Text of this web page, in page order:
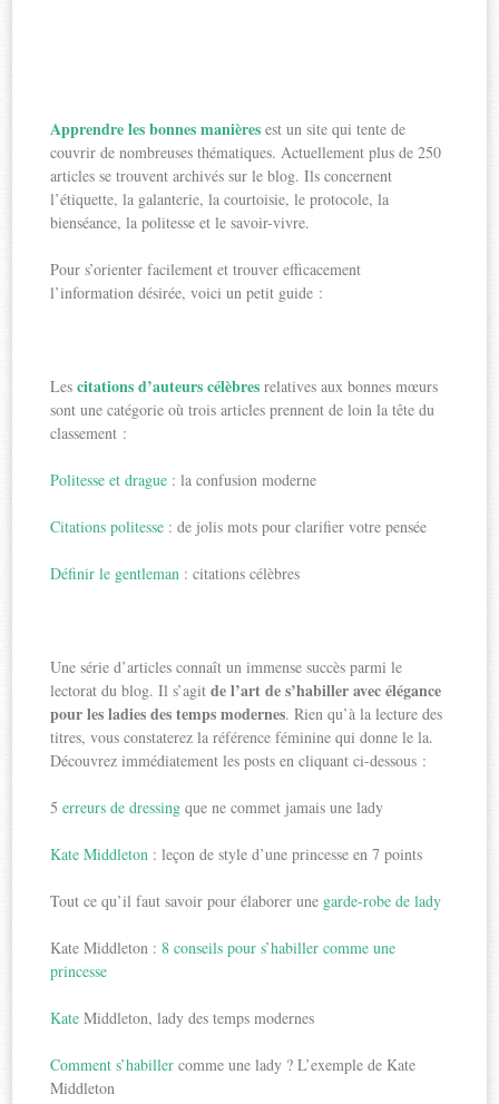
Apprendre les bonnes manières est un site qui tente de
couvrir de nombreuses thématiques. Actuellement plus de 250
articles se trouvent archivés sur le blog. Ils concernent
l’étiquette, la galanterie, la courtoisie, le protocole, la
bienséance, la politesse et le savoir-vivre.
Pour s’orienter facilement et trouver efficacement
l’information désirée, voici un petit guide :
Lescitations d’auteurs célèbres relatives aux bonnes mœurs
sont une catégorie où trois articles prennent de loin la tête du
classement :
Politesse et drague : la confusion moderne
Citations politesse : de jolis mots pour clarifier votre pensée
Définir le gentleman : citations célèbres
Une série d’articles connaît un immense succès parmi le
lectorat du blog. Il s’agitde l’art de s’habiller avec élégance
pour les ladies des temps modernes. Rien qu’à la lecture des
titres, vous constaterez la référence féminine qui donne le la.
Découvrez immédiatement les posts en cliquant ci-dessous :
5erreurs de dressing que ne commet jamais une lady
Kate Middleton : leçon de style d’une princesse en 7 points
Tout ce qu’il faut savoir pour élaborer une garde-robe de lady
Kate Middleton :8 conseils pour s’habiller comme une
princesse
Kate Middleton, lady des temps modernes
Comment s’habiller comme une lady ? L’exemple de Kate
Middleton